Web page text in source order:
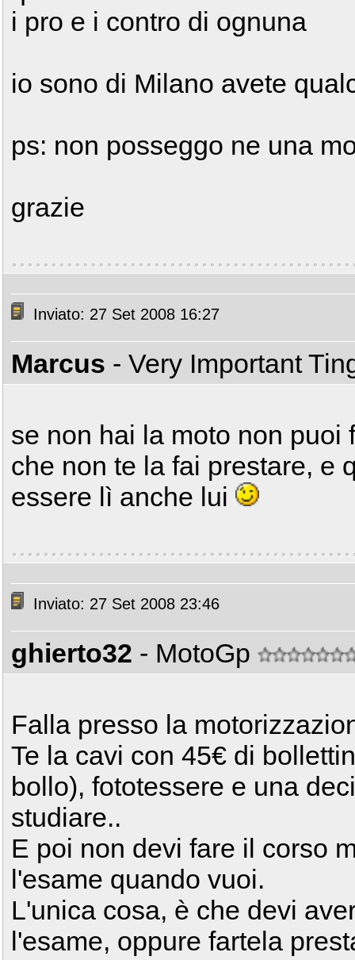
i pro e i contro di ognuna
io sono di Milano avete
ps: non posseggo ne una
grazie
Inviato: 27 Set 2008 16:27
Marcus - Very Important
se non hai la moto non puoi
che non te la fai prestare, e
essere lì anche lui
Inviato: 27 Set 2008 23:46
ghierto32 - MotoGp
Falla presso la
Te la cavi con 45€ di
bollo), fototessere e una
studiare..
E poi non devi fare il corso
l'esame quando vuoi.
L'unica cosa, è che devi
l'esame, oppure fartela